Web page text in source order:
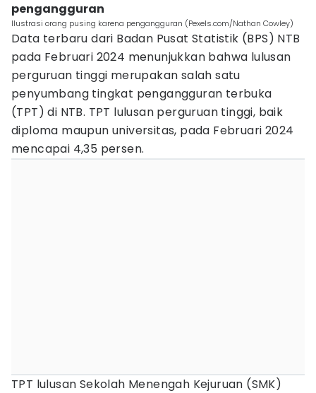
pengangguran
Ilustrasi orang pusing karena pengangguran (Pexels.com/Nathan Cowley)
Data terbaru dari Badan Pusat Statistik (BPS) NTB
pada Februari 2024 menunjukkan bahwa lulusan
perguruan tinggi merupakan salah satu
penyumbang tingkat pengangguran terbuka
(TPT) di NTB. TPT lulusan perguruan tinggi, baik
diploma maupun universitas, pada Februari 2024
mencapai 4,35 persen.
TPT lulusan Sekolah Menengah Kejuruan (SMK)